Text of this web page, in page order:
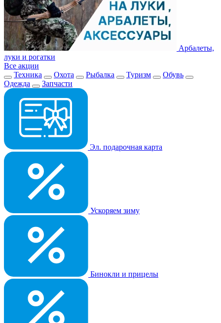
Арбалеты,
луки и рогатки
Все акции
Техника
Охота Рыбалка Туризм
Обувь
Одежда
Запчасти
Эл. подарочная карта
Ускоряем зиму
Бинокли и прицелы